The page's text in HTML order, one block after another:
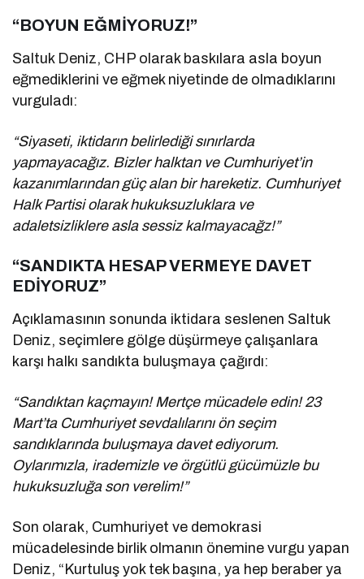
“BOYUN EĞMİYORUZ!”
Saltuk Deniz, CHP olarak baskılara asla boyun
eğmediklerini ve eğmek niyetinde de olmadıklarını
vurguladı:
“Siyaseti, iktidarın belirlediği sınırlarda
yapmayacağız. Bizler halktan ve Cumhuriyet’in
kazanımlarından güç alan bir hareketiz. Cumhuriyet
Halk Partisi olarak hukuksuzluklara ve
adaletsizliklere asla sessiz kalmayacağz!”
“SANDIKTA HESAP VERMEYE DAVET
EDİYORUZ”
Açıklamasının sonunda iktidara seslenen Saltuk
Deniz, seçimlere gölge düşürmeye çalışanlara
karşı halkı sandıkta buluşmaya çağırdı:
“Sandıktan kaçmayın! Mertçe mücadele edin! 23
Mart’ta Cumhuriyet sevdalılarını ön seçim
sandıklarında buluşmaya davet ediyorum.
Oylarımızla, irademizle ve örgütlü gücümüzle bu
hukuksuzluğa son verelim!”
Son olarak, Cumhuriyet ve demokrasi
mücadelesinde birlik olmanın önemine vurgu yapan
Deniz, “Kurtuluş yok tek başına, ya hep beraber ya